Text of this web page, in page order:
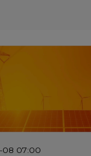
08 07:00